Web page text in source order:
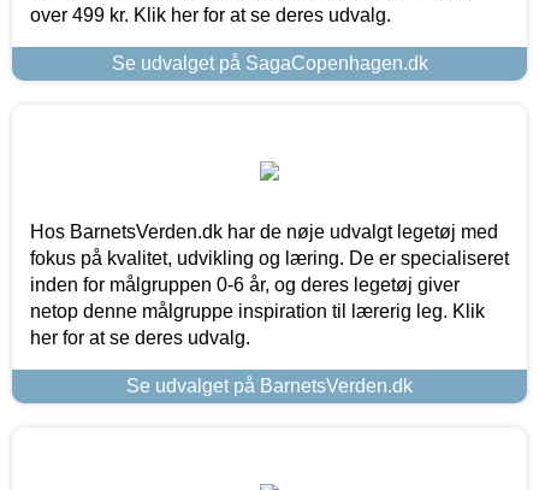
over 499 kr. Klik her for at se deres udvalg.
Se udvalget på SagaCopenhagen.dk
Hos BarnetsVerden.dk har de nøje udvalgt legetøj med
fokus på kvalitet, udvikling og læring. De er specialiseret
inden for målgruppen 0-6 år, og deres legetøj giver
netop denne målgruppe inspiration til lærerig leg. Klik
her for at se deres udvalg.
Se udvalget på BarnetsVerden.dk